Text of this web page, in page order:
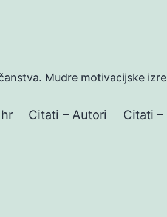
Mudre motivacijske
Citati – Autori Citati –